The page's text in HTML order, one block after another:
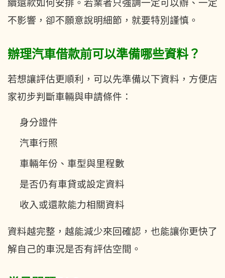
續還款如何安排。若業者只強調一定可以辦、一定
不影響，卻不願意說明細節，就要特別謹慎。
辦理汽車借款前可以準備哪些資料？
若想讓評估更順利，可以先準備以下資料，方便店
家初步判斷車輛與申請條件：
身分證件
汽車行照
車輛年份、車型與里程數
是否仍有車貸或設定資料
收入或還款能力相關資料
資料越完整，越能減少來回確認，也能讓你更快了
解自己的車況是否有評估空間。